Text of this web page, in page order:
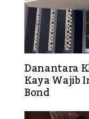
Danantara
Kaya Wajib
Bond